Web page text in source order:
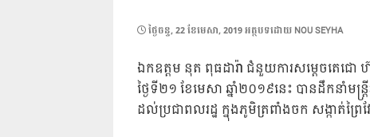
POSTED
ថ្ងៃ​ចន្ទ, 22 ខែ​មេសា, 2019អត្ថបទដោយ NOU SEYHA
ឯកឧត្តម នុត ពុធដារ៉ា ជំនួយការសម្តេចតេជ
ថ្ងៃទី២១ ខែមេសា ឆ្នាំ២០១៩នេះ បានដឹកនាំមន្
ដល់ប្រជាពលរដ្ឋ ក្នុងភូមិត្រពាំងចក សង្កាត់ព្រៃ